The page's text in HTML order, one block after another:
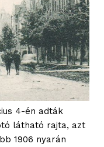
4-én adták
látható rajta, azt
1906 nyarán